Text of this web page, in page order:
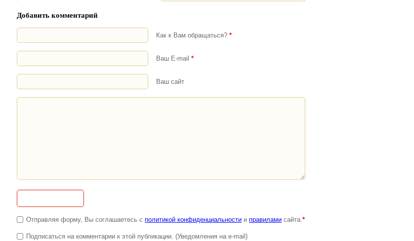
Добавить комментарий
Как к Вам обращаться? *
Ваш E-mail *
Ваш сайт
Отправляя форму, Вы соглашаетесь с политикой конфиденциальности и правилами сайта. *
Подписаться на комментарии к этой публикации. (Уведомления на e-mail)